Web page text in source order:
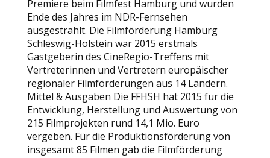
Premiere beim Filmfest Hamburg und wurden
Ende des Jahres im NDR-Fernsehen
ausgestrahlt. Die Filmförderung Hamburg
Schleswig-Holstein war 2015 erstmals
Gastgeberin des CineRegio-Treffens mit
Vertreterinnen und Vertretern europäischer
regionaler Filmförderungen aus 14 Ländern.
Mittel & Ausgaben Die FFHSH hat 2015 für die
Entwicklung, Herstellung und Auswertung von
215 Filmprojekten rund 14,1 Mio. Euro
vergeben. Für die Produktionsförderung von
insgesamt 85 Filmen gab die Filmförderung